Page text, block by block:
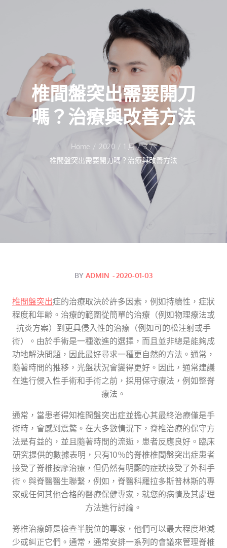
椎間盤突出需要開刀
嗎？治療與改善方法
Home 2020 1 月
3
椎間盤突出需要開刀嗎？治療與改善方法
BY ADMIN Posted
2020-01-03
椎間盤突出症的治療取決於許多因素，例如持續性，症狀
程度和年齡。治療的範圍從簡單的治療（例如物理療法或
抗炎方案）到更具侵入性的治療（例如可的松注射或手
術）。由於手術是一種激進的選擇，而且並非總是能夠成
功地解決問題，因此最好尋求一種更自然的方法。通常，
隨著時間的推移，光盤狀況會變得更好。因此，通常建議
在進行侵入性手術和手術之前，採用保守療法，例如整脊
療法。
通常，當患者得知椎間盤突出症並擔心其最終治療僅是手
術時，會感到震驚。在大多數情況下，脊椎治療的保守方
法是有益的，並且隨著時間的流逝，患者反應良好。臨床
研究提供的數據表明，只有10％的脊椎椎間盤突出症患者
接受了脊椎按摩治療，但仍然有明顯的症狀接受了外科手
術。與脊醫醫生聯繫，例如，脊醫科羅拉多斯普林斯的專
家或任何其他合格的醫療保健專家，就您的病情及其處理
方法進行討論。
脊椎治療師是檢查半脫位的專家，他們可以最大程度地減
少或糾正它們。通常，通常安排一系列的會議來管理脊椎